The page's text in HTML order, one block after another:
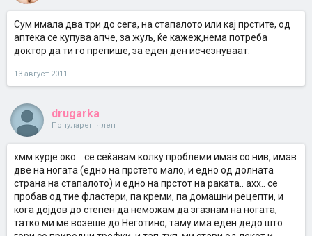
Сум имала два три до сега, на стапалото или кај прстите, од
аптека се купува апче, за жуљ, ќе кажеж,нема потреба
доктор да ти го препише, за еден ден исчезнуваат.
13 август 2011
drugarka
Популарен член
хмм курје око... се сеќавам колку проблеми имав со нив, имав
две на ногата (едно на прстето мало, и едно од долната
страна на стапалото) и едно на прстот на раката.. ахх.. се
пробав од тие фластери, па креми, па домашни рецепти, и
кога дојдов до степен да неможам да згазнам на ногата,
татко ми ме возеше до Неготино, таму има еден дедо што